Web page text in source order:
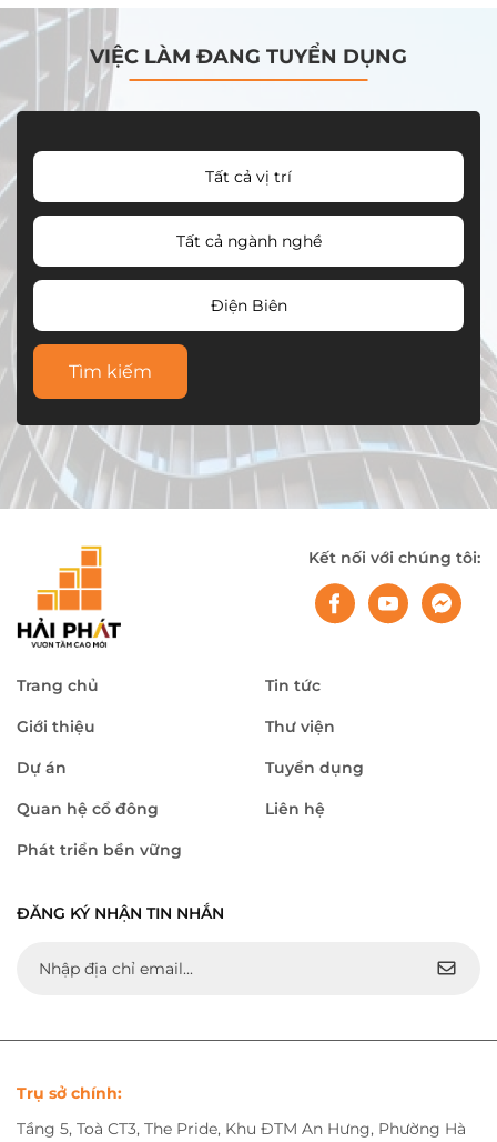
VIỆC LÀM ĐANG TUYỂN DỤNG
Tất cả vị trí
Tất cả ngành nghề
Điện Biên
Tìm kiếm
Kết nối với chúng tôi:
Trang chủ
Giới thiệu
Dự án
Quan hệ cổ đông
Phát triển bền vững
Tin tức
Thư viện
Tuyển dụng
Liên hệ
ĐĂNG KÝ NHẬN TIN NHẮN
Trụ sở chính:
Tầng 5, Toà CT3, The Pride, Khu ĐTM An Hưng, Phường Hà